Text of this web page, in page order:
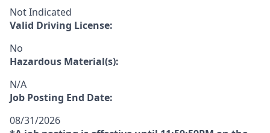
Not Indicated
Valid Driving License:
No
Hazardous Material(s):
N/A
Job Posting End Date:
08/31/2026